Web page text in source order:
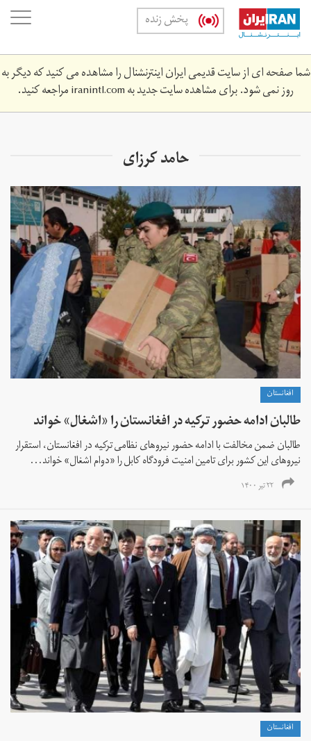
Skip
main
content
پخش زنده
شما صفحه ای از سایت قدیمی ایران اینترنشنال را مشاهده می کنید که دیگر به
روز نمی شود. برای مشاهده سایت جدید بهiranintl.comمراجعه کنید.
حامد کرزای
افغانستان
طالبان ادامه حضور ترکیه در افغانستان را «اشغال» خواند
طالبان ضمن مخالفت با ادامه حضور نیروهای نظامی ترکیه در افغانستان، استقرار
نیروهای این کشور برای تامین امنیت فرودگاه کابل را «دوام اشغال» خواند...
۲۲ تیر ۱۴۰۰
افغانستان